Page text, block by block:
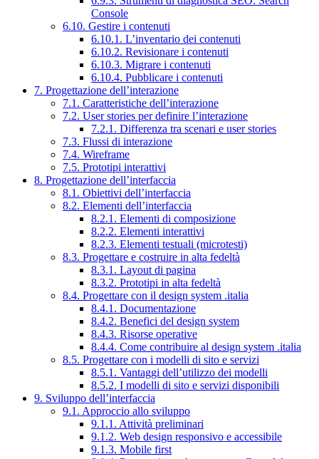
Console
6.10. Gestire i contenuti
6.10.1. L’inventario dei contenuti
6.10.2. Revisionare i contenuti
6.10.3. Migrare i contenuti
6.10.4. Pubblicare i contenuti
7. Progettazione dell’interazione
7.1. Caratteristiche dell’interazione
7.2. User stories per definire l’interazione
7.2.1. Differenza tra scenari e user stories
7.3. Flussi di interazione
7.4. Wireframe
7.5. Prototipi interattivi
8. Progettazione dell’interfaccia
8.1. Obiettivi dell’interfaccia
8.2. Elementi dell’interfaccia
8.2.1. Elementi di composizione
8.2.2. Elementi interattivi
8.2.3. Elementi testuali (microtesti)
8.3. Progettare e costruire in alta fedeltà
8.3.1. Layout di pagina
8.3.2. Prototipi in alta fedeltà
8.4. Progettare con il design system .italia
8.4.1. Documentazione
8.4.2. Benefici del design system
8.4.3. Risorse operative
8.4.4. Come contribuire al design system .italia
8.5. Progettare con i modelli di sito e servizi
8.5.1. Vantaggi dell’utilizzo dei modelli
8.5.2. I modelli di sito e servizi disponibili
9. Sviluppo dell’interfaccia
9.1. Approccio allo sviluppo
9.1.1. Attività preliminari
9.1.2. Web design responsivo e accessibile
9.1.3. Mobile first